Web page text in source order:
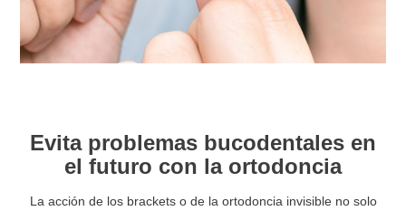
Evita problemas bucodentales en
el futuro con la ortodoncia
La acción de los brackets o de la ortodoncia invisible no solo